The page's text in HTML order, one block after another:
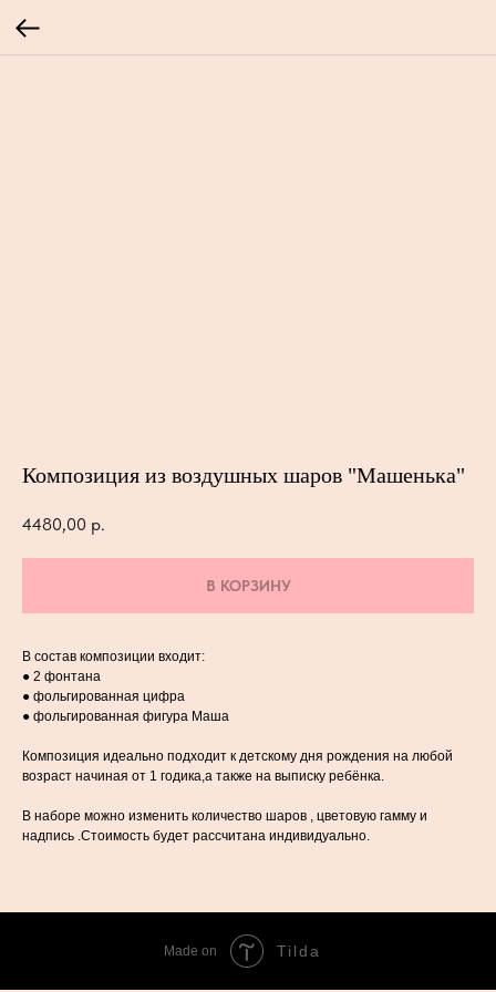
Композиция из воздушных шаров "Машенька"
4480,00 р.
В КОРЗИНУ
В состав композиции входит:
● 2 фонтана
● фольгированная цифра
● фольгированная фигура Маша
Композиция идеально подходит к детскому дня рождения на любой
возраст начиная от 1 годика,а также на выписку ребёнка.
В наборе можно изменить количество шаров , цветовую гамму и
надпись .Стоимость будет рассчитана индивидуально.
Made on Tilda